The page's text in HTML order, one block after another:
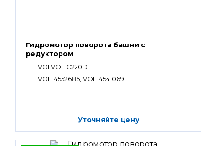
Гидромотор поворота башни с
редуктором
VOLVO EC220D
VOE14552686, VOE14541069
Уточняйте цену